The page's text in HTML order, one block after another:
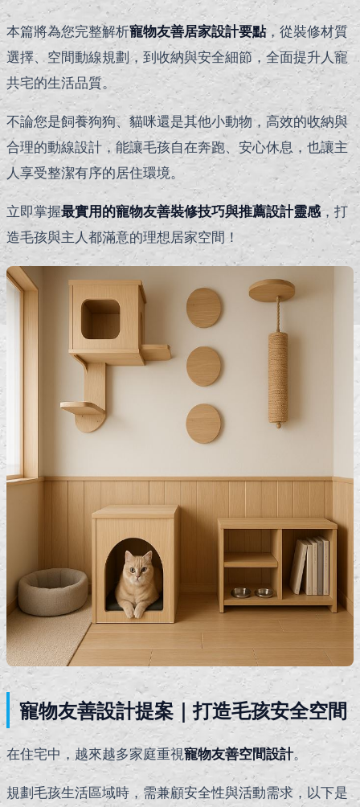
本篇將為您完整解析寵物友善居家設計要點，從裝修材質
選擇、空間動線規劃，到收納與安全細節，全面提升人寵
共宅的生活品質。
不論您是飼養狗狗、貓咪還是其他小動物，高效的收納與
合理的動線設計，能讓毛孩自在奔跑、安心休息，也讓主
人享受整潔有序的居住環境。
立即掌握最實用的寵物友善裝修技巧與推薦設計靈感，打
造毛孩與主人都滿意的理想居家空間！
寵物友善設計提案｜打造毛孩安全空間
在住宅中，越來越多家庭重視寵物友善空間設計。
規劃毛孩生活區域時，需兼顧安全性與活動需求，以下是